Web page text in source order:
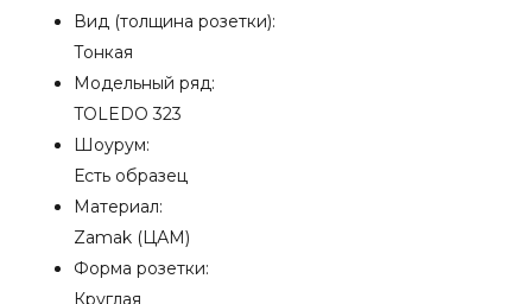
Вид (толщина розетки):
Тонкая
Модельный ряд:
TOLEDO 323
Шоурум:
Есть образец
Материал:
Zamak (ЦАМ)
Форма розетки:
Круглая